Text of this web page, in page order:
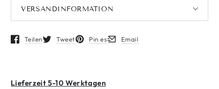
VERSANDINFORMATION
Teilen
Öffnet in einem neuen Fenster.
Tweet
Öffnet in einem neuen Fenster.
Pin es
Öffnet in einem neuen Fenster.
Email
Öffnet in einem neuen Fenster.
Lieferzeit 5-10 Werktagen